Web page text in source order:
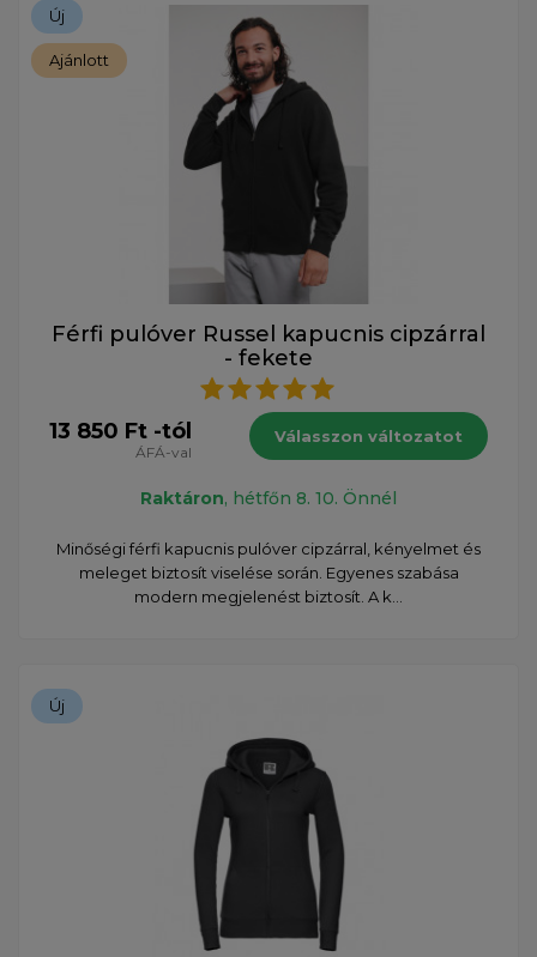
Új
Ajánlott
Férfi pulóver Russel kapucnis cipzárral
- fekete
13 850 Ft -tól
ÁFÁ-val
Válasszon változatot
Raktáron, hétfőn 8. 10. Önnél
Minőségi férfi kapucnis pulóver cipzárral, kényelmet és
meleget biztosít viselése során. Egyenes szabása
modern megjelenést biztosít. A k...
Új